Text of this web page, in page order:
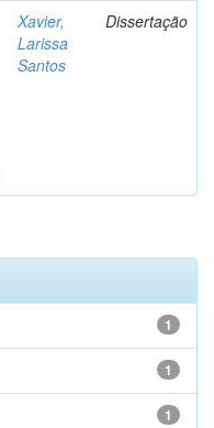
Xavier,
Larissa
Santos
Dissertação
1
1
1